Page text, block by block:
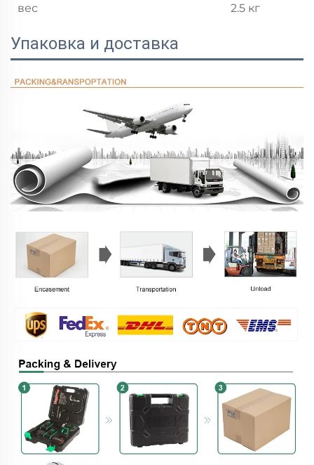
вес
2.5 кг
Упаковка и доставка